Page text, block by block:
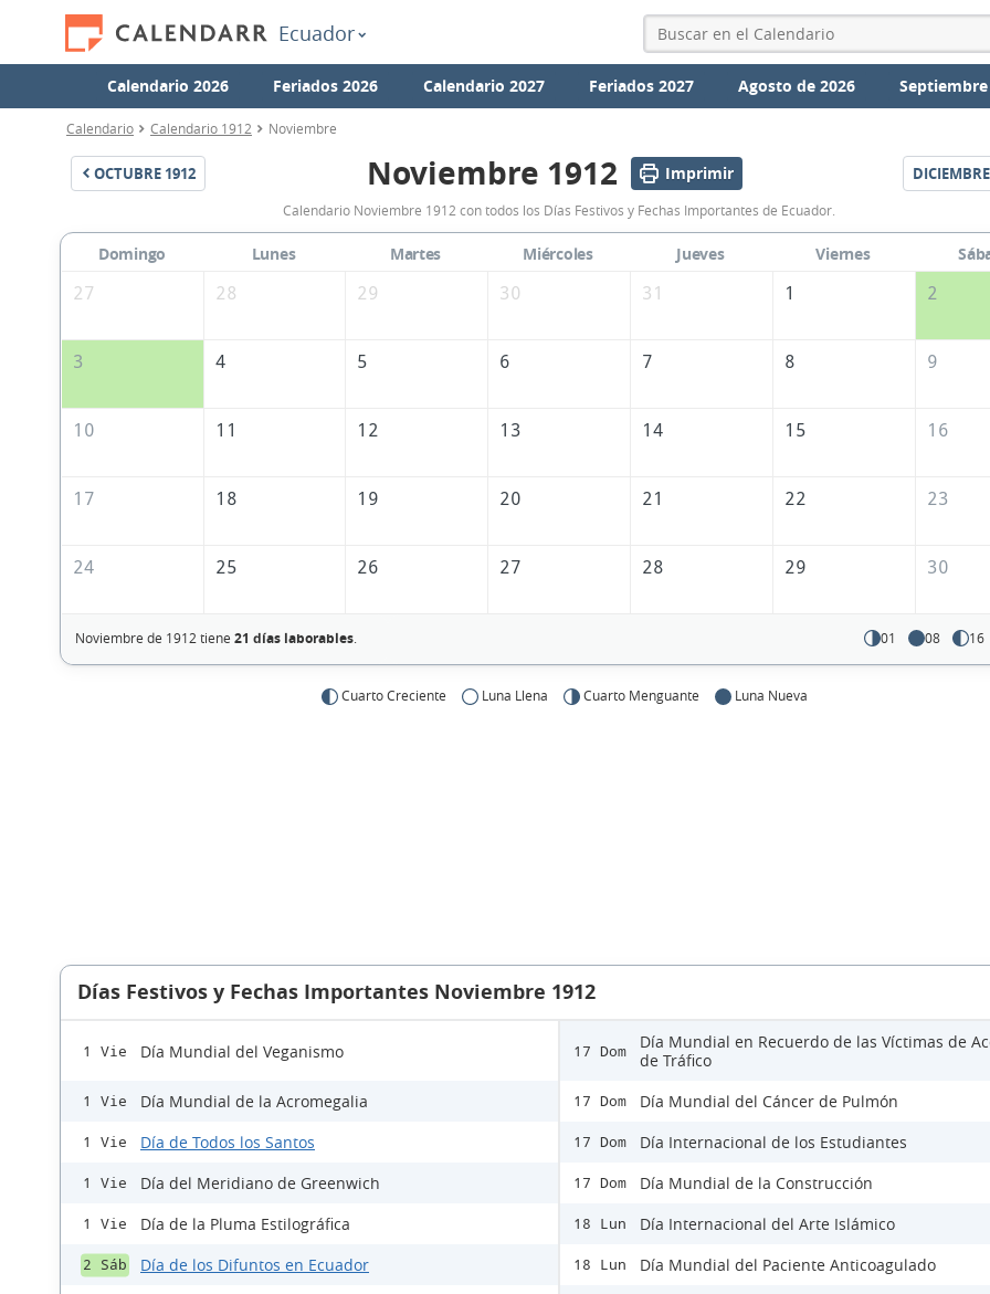
Ecuador
Calendario 2026 Feriados 2026 Calendario 2027 Feriados 2027 Agosto de 2026
Calendario Calendario 1912 Noviembre
OCTUBRE 1912
Calendario
Noviembre
1912
Ecuador
Noviembre 1912 Imprimir DICIEMBRE
Calendario Noviembre 1912 con todos los Días Festivos y Fechas Importantes de Ecuador.
Domingo Lunes Martes Miércoles Jueves Viernes
27
28 29 30 31 1 2
3 4 5 6 7 8 9
10 11 12 13 14 15 16
17 18 19 20 21 22 23
24 25 26 27 28 29 30
Noviembre de 1912 tiene 21 días laborables. 01 08 16
Cuarto Creciente Luna Llena Cuarto Menguante Luna Nueva
Días Festivos y Fechas Importantes Noviembre 1912
1 Vie Día Mundial del Veganismo
1 Vie Día Mundial de la Acromegalia
1 Vie Día de Todos los Santos
1 Vie Día del Meridiano de Greenwich
1 Vie Día de la Pluma Estilográfica
2 Sáb Día de los Difuntos en Ecuador
17 Dom
Día Mundial en Recuerdo de las Víctimas de
de Tráfico
17 Dom Día Mundial del Cáncer de Pulmón
17 Dom Día Internacional de los Estudiantes
17 Dom Día Mundial de la Construcción
18 Lun Día Internacional del Arte Islámico
18 Lun Día Mundial del Paciente Anticoagulado